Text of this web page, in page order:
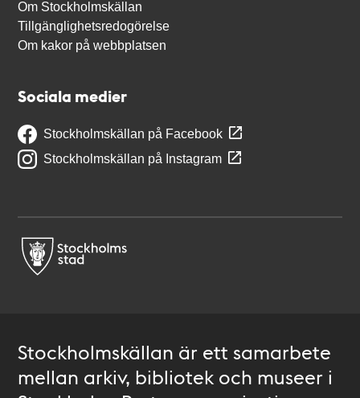
Om Stockholmskällan
Tillgänglighetsredogörelse
Om kakor på webbplatsen
Sociala medier
Stockholmskällan på Facebook
Stockholmskällan på Instagram
Stockholmskällan är ett samarbete
mellan arkiv, bibliotek och museer i